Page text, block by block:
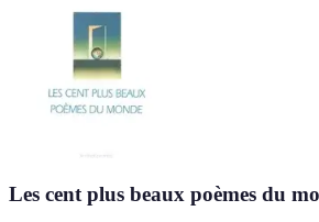
Les cent plus beaux poèmes du